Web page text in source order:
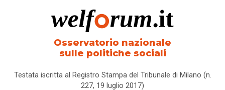
Osservatorio nazionale
sulle politiche sociali
Testata iscritta al Registro Stampa del Tribunale di Milano (n.
227, 19 luglio 2017)